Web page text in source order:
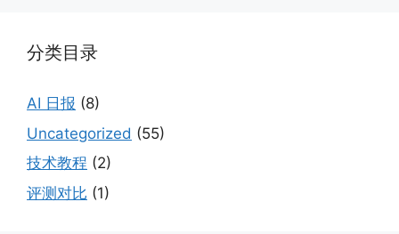
分类目录
AI 日报 (8)
Uncategorized (55)
技术教程 (2)
评测对比 (1)